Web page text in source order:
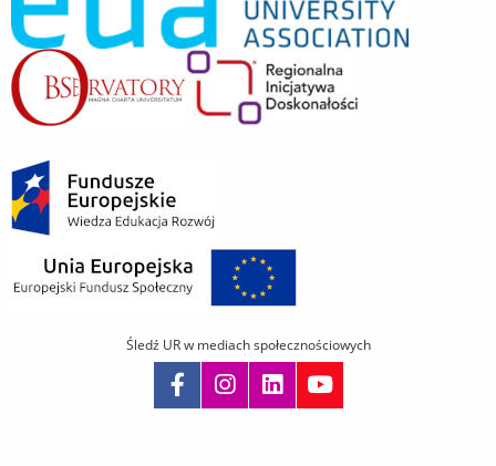
Śledź UR w mediach społecznościowych